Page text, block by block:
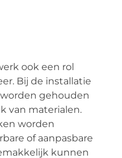
ook een rol
Bij de installatie
gehouden
van materialen.
worden
of aanpasbare
kunnen